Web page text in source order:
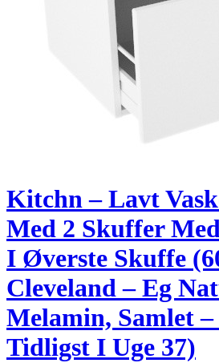
Kitchn – Lavt
Med 2 Skuffer
I Øverste Skuffe
Cleveland – Eg
Melamin, Samlet
Tidligst I Uge 37)